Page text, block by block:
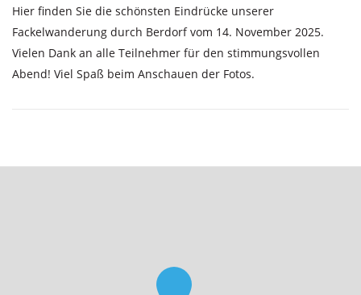
Hier finden Sie die schönsten Eindrücke unserer
Fackelwanderung durch Berdorf vom 14. November 2025.
Vielen Dank an alle Teilnehmer für den stimmungsvollen
Abend! Viel Spaß beim Anschauen der Fotos.